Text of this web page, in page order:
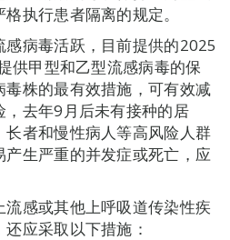
执行患者隔离的规定。
病毒活跃，目前提供的2025
供甲型和乙型流感病毒的保
株的最有效措施，可有效减
去年9月后未有接种的居
者和慢性病人等高风险人群
生严重的并发症或死亡，应
感或其他上呼吸道传染性疾
应采取以下措施：